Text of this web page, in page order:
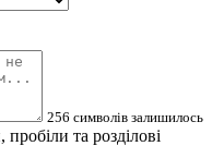
256 символів залишилось
та розділові